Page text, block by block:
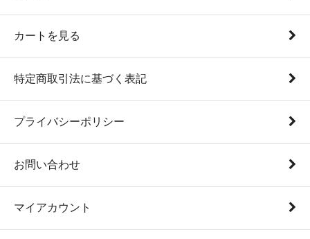
カートを見る
特定商取引法に基づく表記
プライバシーポリシー
お問い合わせ
マイアカウント